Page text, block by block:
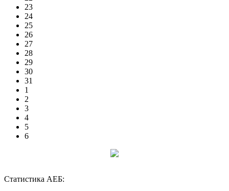
23
24
25
26
27
28
29
30
31
1
2
3
4
5
6
Статистика АЕБ: